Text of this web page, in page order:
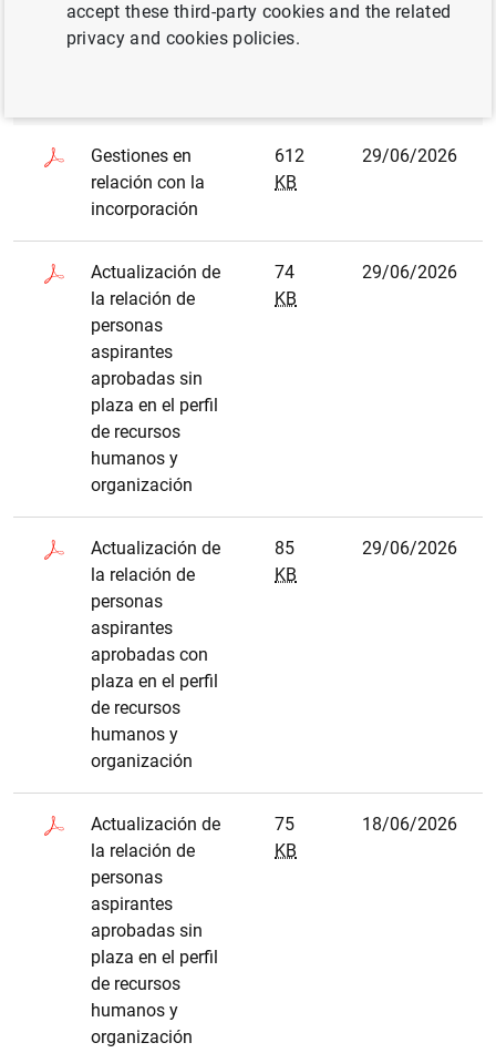
All files are shown in format.PDF
Gestiones en
relación con la
incorporación
612
KB
29/06/2026
Actualización de
la relación de
personas
aspirantes
aprobadas sin
plaza en el perfil
de recursos
humanos y
organización
74
KB
29/06/2026
Actualización de
la relación de
personas
aspirantes
aprobadas con
plaza en el perfil
de recursos
humanos y
organización
85
KB
29/06/2026
Actualización de
la relación de
personas
aspirantes
aprobadas sin
plaza en el perfil
de recursos
humanos y
organización
75
KB
18/06/2026
accept these third-party cookies and the related
privacy and cookies policies.